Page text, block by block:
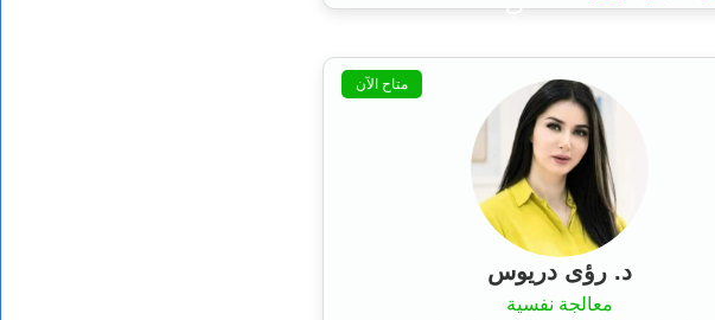
متاح الآن
د. رؤى دريوس
معالجة نفسية